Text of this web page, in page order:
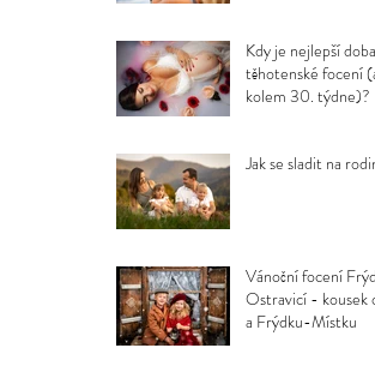
Kdy je nejlepší
těhotenské focení
kolem 30. týdne)?
Jak se sladit na
Vánoční focení
Ostravicí - kousek
a Frýdku-Místku